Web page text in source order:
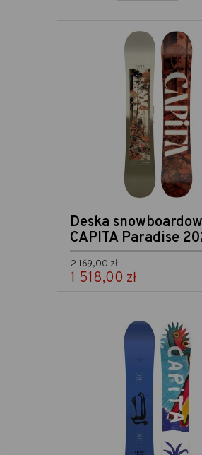
u
w
g
:
Deska
CAPITA Paradise
Cena podstawowa
2 169,00 zł
Cena
1 518,00 zł